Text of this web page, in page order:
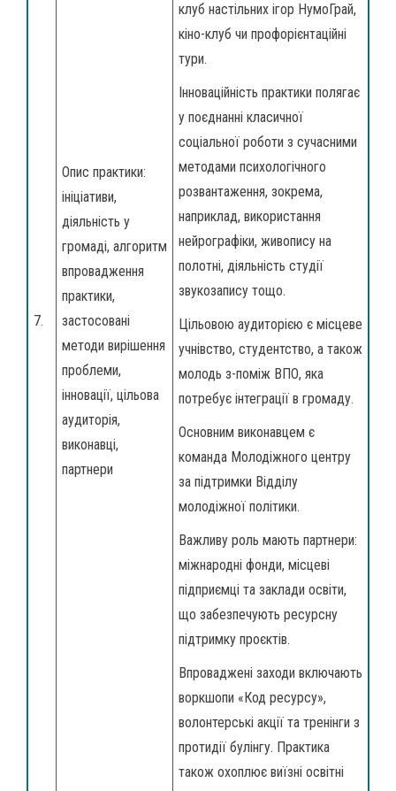
7.
Опис практики:
ініціативи,
діяльність у
громаді, алгоритм
впровадження
практики,
застосовані
методи вирішення
проблеми,
інновації, цільова
аудиторія,
виконавці,
партнери
клуб настільних ігор НумоГрай,
кіно-клуб чи профорієнтаційні
тури.
Інноваційність практики полягає
у поєднанні класичної
соціальної роботи з сучасними
методами психологічного
розвантаження, зокрема,
наприклад, використання
нейрографіки, живопису на
полотні, діяльність студії
звукозапису тощо.
Цільовою аудиторією є місцеве
учнівство, студентство, а також
молодь з-поміж ВПО, яка
потребує інтеграції в громаду.
Основним виконавцем є
команда Молодіжного центру
за підтримки Відділу
молодіжної політики.
Важливу роль мають партнери:
міжнародні фонди, місцеві
підприємці та заклади освіти,
що забезпечують ресурсну
підтримку проєктів.
Впроваджені заходи включають
воркшопи «Код ресурсу»,
волонтерські акції та тренінги з
протидії булінгу. Практика
також охоплює виїзні освітні